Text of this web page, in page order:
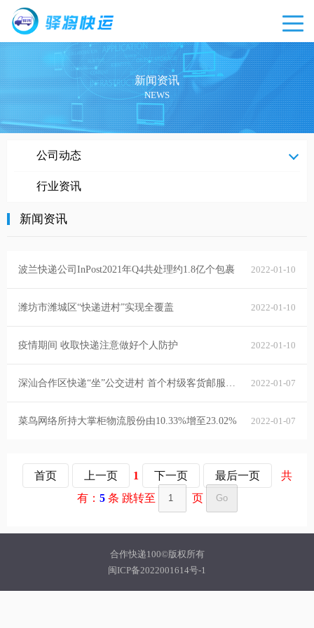
新闻资讯
NEWS
资讯
公司动态
行业资讯
新闻资讯
波兰快递公司InPost2021年Q4共处理约1.8亿个包裹 2022-01-10
潍坊市潍城区“快递进村”实现全覆盖 2022-01-10
疫情期间 收取快递注意做好个人防护 2022-01-10
2022-01-07
菜鸟网络所持大掌柜物流股份由10.33%增至23.02% 2022-01-07
首页 上一页 1 下一页 最后一页
共
有： 5条 跳转至 页
合作快递100©版权所有
闽ICP备2022001614号-1